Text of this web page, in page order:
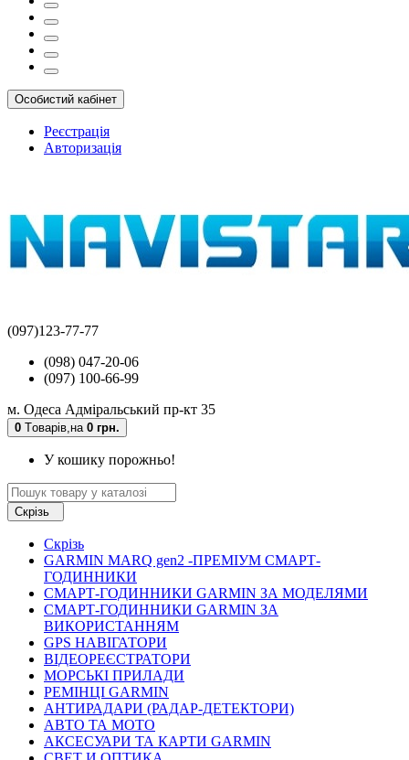
Особистий кабінет
Реєстрація
Авторизація
(097)123-77-77
(098) 047-20-06
(097) 100-66-99
м. Одеса Адміральський пр-кт 35
0 Tоварів,на 0 грн.
У кошику порожньо!
Скрізь
Скрізь
GARMIN MARQ gen2 -ПРЕМІУМ СМАРТ-
ГОДИННИКИ
СМАРТ-ГОДИННИКИ GARMIN ЗА МОДЕЛЯМИ
СМАРТ-ГОДИННИКИ GARMIN ЗА
ВИКОРИСТАННЯМ
GPS НАВІГАТОРИ
ВІДЕОРЕЄСТРАТОРИ
МОРСЬКІ ПРИЛАДИ
РЕМІНЦІ GARMIN
АНТИРАДАРИ (РАДАР-ДЕТЕКТОРИ)
АВТО ТА МОТО
АКСЕСУАРИ ТА КАРТИ GARMIN